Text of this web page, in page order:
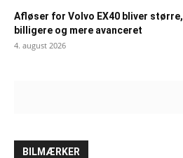
Afløser for Volvo EX40 bliver større,
billigere og mere avanceret
4. august 2026
BILMÆRKER